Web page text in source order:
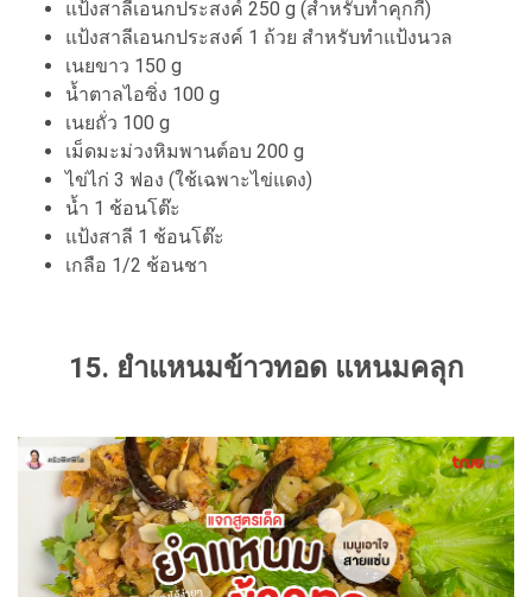
แป้งสาลีเอนกประสงค์ 250 g (สำหรับทำคุกกี้)
แป้งสาลีเอนกประสงค์ 1 ถ้วย สำหรับทำแป้งนวล
เนยขาว 150 g
น้ำตาลไอซิ่ง 100 g
เนยถั่ว 100 g
เม็ดมะม่วงหิมพานต์อบ 200 g
ไข่ไก่ 3 ฟอง (ใช้เฉพาะไข่แดง)
น้ำ 1 ช้อนโต๊ะ
แป้งสาลี 1 ช้อนโต๊ะ
เกลือ 1/2 ช้อนชา
15. ยำแหนมข้าวทอด แหนมคลุก